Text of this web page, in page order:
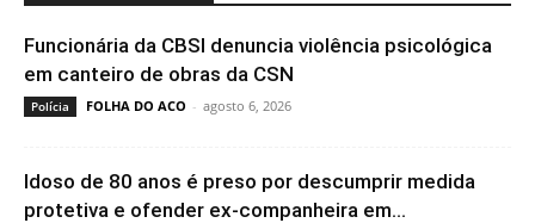
Funcionária da CBSI denuncia violência psicológica
em canteiro de obras da CSN
Polícia FOLHA DO ACO - agosto 6, 2026
Idoso de 80 anos é preso por descumprir medida
protetiva e ofender ex-companheira em...